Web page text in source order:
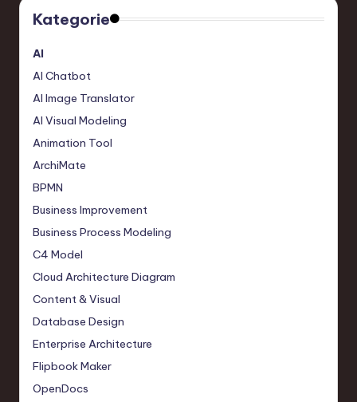
Kategorie
AI
AI Chatbot
AI Image Translator
AI Visual Modeling
Animation Tool
ArchiMate
BPMN
Business Improvement
Business Process Modeling
C4 Model
Cloud Architecture Diagram
Content & Visual
Database Design
Enterprise Architecture
Flipbook Maker
OpenDocs